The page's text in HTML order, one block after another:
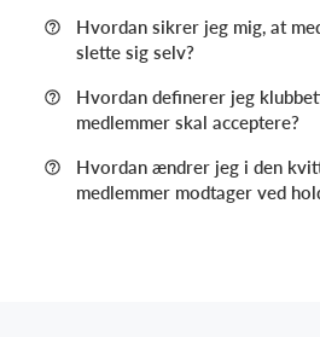
Hvordan sikrer jeg mig, at
slette sig selv?
Hvordan definerer jeg
medlemmer skal acceptere?
Hvordan ændrer jeg i den
medlemmer modtager ved